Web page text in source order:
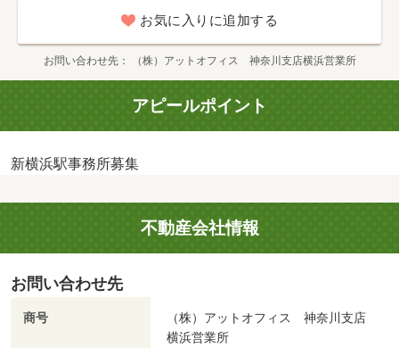
お気に入りに追加する
お問い合わせ先 （株）アットオフィス 神奈川支店横浜営業所
アピールポイント
新横浜駅事務所募集
不動産会社情報
お問い合わせ先
商号
（株）アットオフィス 神奈川支店
横浜営業所